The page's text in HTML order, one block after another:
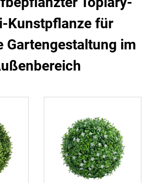
Kunstpflanze für
Gartengestaltung im